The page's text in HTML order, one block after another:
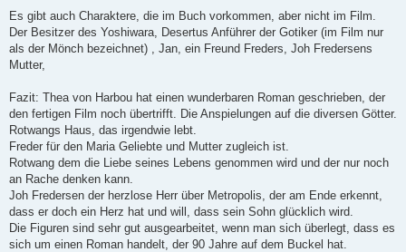
Es gibt auch Charaktere, die im Buch vorkommen, aber nicht im Film.
Der Besitzer des Yoshiwara, Desertus Anführer der Gotiker (im Film nur
als der Mönch bezeichnet) , Jan, ein Freund Freders, Joh Fredersens
Mutter,
Fazit: Thea von Harbou hat einen wunderbaren Roman geschrieben, der
den fertigen Film noch übertrifft. Die Anspielungen auf die diversen Götter.
Rotwangs Haus, das irgendwie lebt.
Freder für den Maria Geliebte und Mutter zugleich ist.
Rotwang dem die Liebe seines Lebens genommen wird und der nur noch
an Rache denken kann.
Joh Fredersen der herzlose Herr über Metropolis, der am Ende erkennt,
dass er doch ein Herz hat und will, dass sein Sohn glücklich wird.
Die Figuren sind sehr gut ausgearbeitet, wenn man sich überlegt, dass es
sich um einen Roman handelt, der 90 Jahre auf dem Buckel hat.